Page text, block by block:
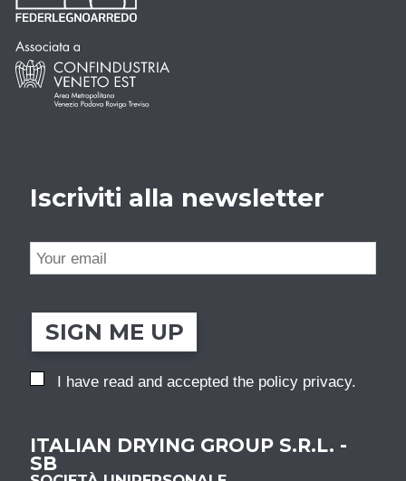
Iscriviti alla newsletter
SIGN ME UP
I have read and accepted the policy privacy.
ITALIAN DRYING GROUP S.R.L. -
SB